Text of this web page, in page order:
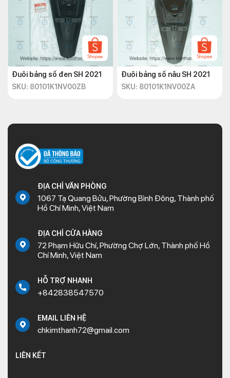
Đuôi bảng số đen SH 2021
SKU: 80101K1NV00ZB
Đuôi bảng số nâu SH 2021
SKU: 80101K1NV00ZA
ĐỊA CHỈ VĂN PHÒNG
1067 Tạ Quang Bửu, Phường Bình Đông, Thành phố
Hồ Chí Minh, Việt Nam
ĐỊA CHỈ CỬA HÀNG
72 Phạm Hữu Chí, Phường Chợ Lớn, Thành phố Hồ
Chí Minh, Việt Nam
HỖ TRỢ NHANH
+842838547570
EMAIL LIÊN HỆ
chkimthanh72@gmail.com
LIÊN KẾT